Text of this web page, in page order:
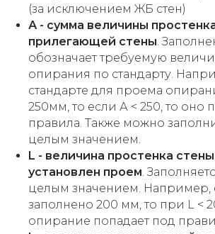
(за исключением ЖБ стен)
А - сумма величины
прилегающей стены .
обозначает требуемую
опирания по стандарту.
стандарте для проема
250мм, то если А < 250, то оно
правила. Также можно
целым значением.
L - величина простенка
установлен проем .
целым значением. Например,
заполнено 200 мм, то при L <
опирание попадает под